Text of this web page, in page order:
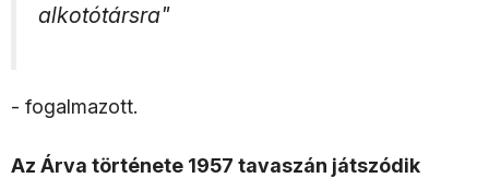
alkotótársra"
- fogalmazott.
Az Árva története 1957 tavaszán játszódik